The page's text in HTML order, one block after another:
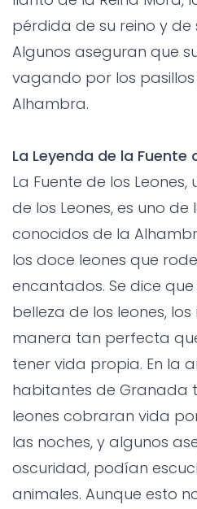
pérdida de su reino y
Algunos aseguran que
vagando por los
Alhambra.
La Leyenda de la Fuente
La Fuente de los
de los Leones, es uno
conocidos de la
los doce leones que
encantados. Se dice
belleza de los leones,
manera tan perfecta
tener vida propia. En la
habitantes de Granada
leones cobraran vida
las noches, y algunos
oscuridad, podían
animales. Aunque esto